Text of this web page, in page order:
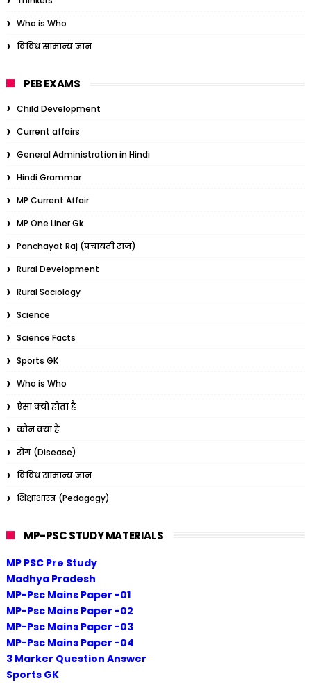
Who is Who
विविध सामान्य ज्ञान
PEB EXAMS
Child Development
Current affairs
General Administration in Hindi
Hindi Grammar
MP Current Affair
MP One Liner Gk
Panchayat Raj (पंचायती राज)
Rural Development
Rural Sociology
Science
Science Facts
Sports GK
Who is Who
ऐसा क्यों होता है
कौन क्या है
रोग (Disease)
विविध सामान्य ज्ञान
शिक्षाशास्त्र (Pedagogy)
MP-PSC STUDY MATERIALS
MP PSC Pre Study
Madhya Pradesh
MP-Psc Mains Paper -01
MP-Psc Mains Paper -02
MP-Psc Mains Paper -03
MP-Psc Mains Paper -04
3 Marker Question Answer
Sports GK